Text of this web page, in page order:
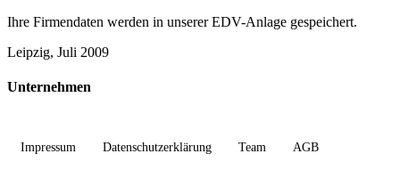
Ihre Firmendaten werden in unserer EDV-Anlage gespeichert.
Leipzig, Juli 2009
Unternehmen
Impressum Datenschutzerklärung Team AGB